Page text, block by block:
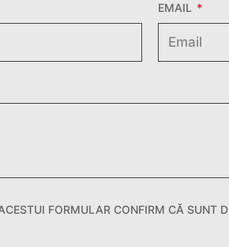
EMAIL
FORMULAR CONFIRM CĂ SUNT